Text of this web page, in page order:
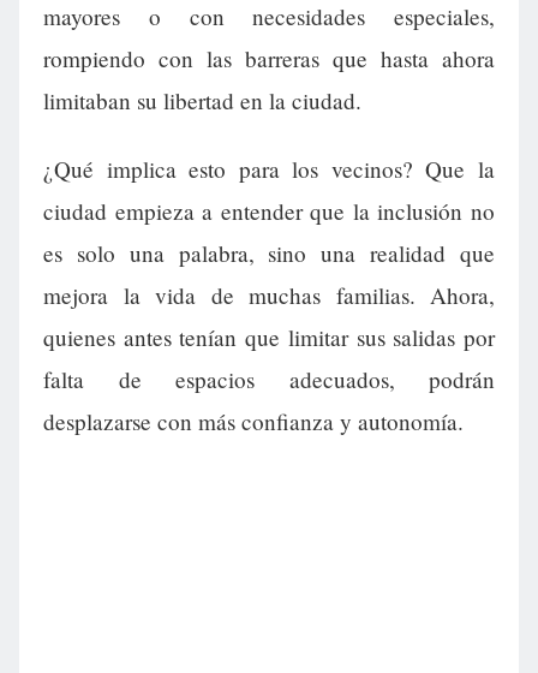
mayores o con necesidades especiales,
rompiendo con las barreras que hasta ahora
limitaban su libertad en la ciudad.
¿Qué implica esto para los vecinos? Que la
ciudad empieza a entender que la inclusión no
es solo una palabra, sino una realidad que
mejora la vida de muchas familias. Ahora,
quienes antes tenían que limitar sus salidas por
falta de espacios adecuados, podrán
desplazarse con más confianza y autonomía.